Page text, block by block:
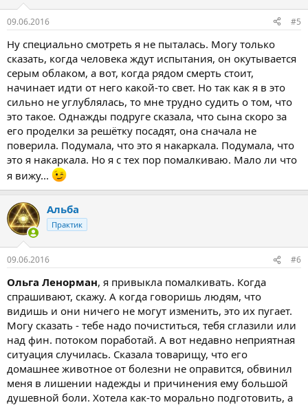
09.06.2016 #5
Ну специально смотреть я не пыталась. Могу только
сказать, когда человека ждут испытания, он окутывается
серым облаком, а вот, когда рядом смерть стоит,
начинает идти от него какой-то свет. Но так как я в это
сильно не углублялась, то мне трудно судить о том, что
это такое. Однажды подруге сказала, что сына скоро за
его проделки за решётку посадят, она сначала не
поверила. Подумала, что это я накаркала. Подумала, что
это я накаркала. Но я с тех пор помалкиваю. Мало ли что
я вижу...
Альба
Практик
09.06.2016 #6
Ольга Ленорман, я привыкла помалкивать. Когда
спрашивают, скажу. А когда говоришь людям, что
видишь и они ничего не могут изменить, это их пугает.
Могу сказать - тебе надо почиститься, тебя сглазили или
над фин. потоком поработай. А вот недавно неприятная
ситуация случилась. Сказала товарищу, что его
домашнее животное от болезни не оправится, обвинил
меня в лишении надежды и причинения ему большой
душевной боли. Хотела как-то морально подготовить, а